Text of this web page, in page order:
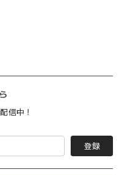
信中！
登録